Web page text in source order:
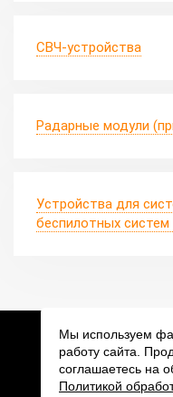
СВЧ-устройства
Радарные модули
Устройства для
беспилотных
2026 ©
Мы
Мы используем
работу сайта.
соглашаетесь на
Политикой